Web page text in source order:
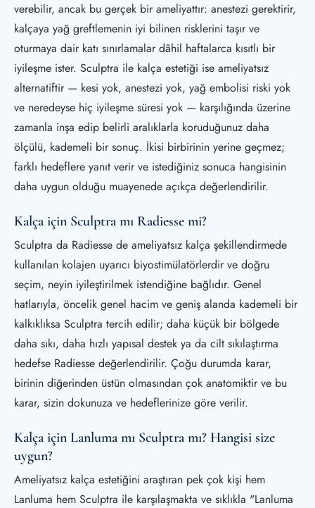
verebilir, ancak bu gerçek bir ameliyattır: anestezi gerektirir,
kalçaya yağ greftlemenin iyi bilinen risklerini taşır ve
oturmaya dair katı sınırlamalar dâhil haftalarca kısıtlı bir
iyileşme ister. Sculptra ile kalça estetiği ise ameliyatsız
alternatiftir — kesi yok, anestezi yok, yağ embolisi riski yok
ve neredeyse hiç iyileşme süresi yok — karşılığında üzerine
zamanla inşa edip belirli aralıklarla koruduğunuz daha
ölçülü, kademeli bir sonuç. İkisi birbirinin yerine geçmez;
farklı hedeflere yanıt verir ve istediğiniz sonuca hangisinin
daha uygun olduğu muayenede açıkça değerlendirilir.
Kalça için Sculptra mı Radiesse mi?
Sculptra da Radiesse de ameliyatsız kalça şekillendirmede
kullanılan kolajen uyarıcı biyostimülatörlerdir ve doğru
seçim, neyin iyileştirilmek istendiğine bağlıdır. Genel
hatlarıyla, öncelik genel hacim ve geniş alanda kademeli bir
kalkıklıksa Sculptra tercih edilir; daha küçük bir bölgede
daha sıkı, daha hızlı yapısal destek ya da cilt sıkılaştırma
hedefse Radiesse değerlendirilir. Çoğu durumda karar,
birinin diğerinden üstün olmasından çok anatomiktir ve bu
karar, sizin dokunuza ve hedeflerinize göre verilir.
Kalça için Lanluma mı Sculptra mı? Hangisi size
uygun?
Ameliyatsız kalça estetiğini araştıran pek çok kişi hem
Lanluma hem Sculptra ile karşılaşmakta ve sıklıkla "Lanluma